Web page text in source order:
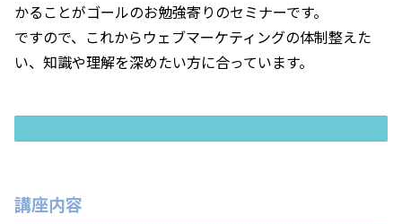
かることがゴールのお勉強寄りのセミナーです。
ですので、これからウェブマーケティングの体制整えた
い、知識や理解を深めたい方に合っています。
講座内容